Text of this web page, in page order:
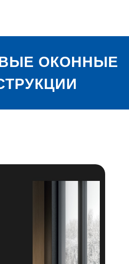
ОКОННЫЕ